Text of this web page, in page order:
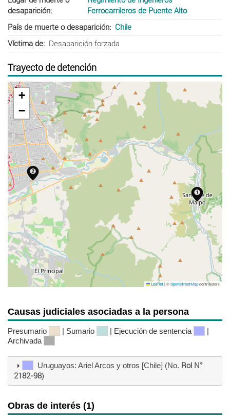
desaparición
Ferrocarrileros de Puente Alto
País de muerte o desaparición
Chile
Víctima de
Desaparición forzada
Trayecto de detención
+
−
Leaflet |© OpenStreetMapcontributors
Causas judiciales asociadas a la persona
Presumario | Sumario | Ejecución de sentencia
|
Archivada
Uruguayos: Ariel Arcos y otros [Chile] (No. Rol N°
2182-98)
Obras de interés (1)